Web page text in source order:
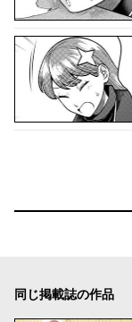
同じ掲載誌の作品